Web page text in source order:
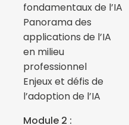
fondamentaux de l’IA
Panorama des
applications de l’IA
en milieu
professionnel
Enjeux et défis de
l’adoption de l’IA
Module 2 :